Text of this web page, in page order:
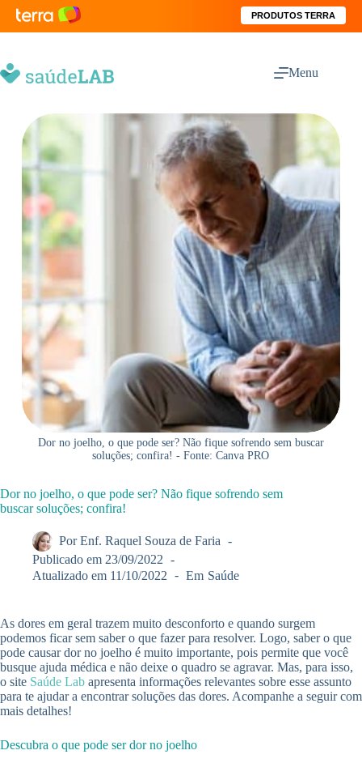
PRODUTOS TERRA
Menu
Dor no joelho, o que pode ser? Não fique sofrendo sem buscar
soluções; confira! - Fonte: Canva PRO
Dor no joelho, o que pode ser? Não fique sofrendo sem
buscar soluções; confira!
Por Enf. Raquel Souza de Faria
Publicado em 23/09/2022
Atualizado em 11/10/2022 Em Saúde
As dores em geral trazem muito desconforto e quando surgem
podemos ficar sem saber o que fazer para resolver. Logo, saber o que
pode causar dor no joelho é muito importante, pois permite que você
busque ajuda médica e não deixe o quadro se agravar. Mas, para isso,
o site Saúde Lab apresenta informações relevantes sobre esse assunto
para te ajudar a encontrar soluções das dores. Acompanhe a seguir com
mais detalhes!
Descubra o que pode ser dor no joelho